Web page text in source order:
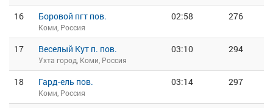
16 Боровой пгт пов.
Коми, Россия
02:58 276
17 Веселый Кут п. пов.
Ухта город, Коми, Россия
03:10 294
18 Гард-ель пов.
Коми, Россия
03:14 297